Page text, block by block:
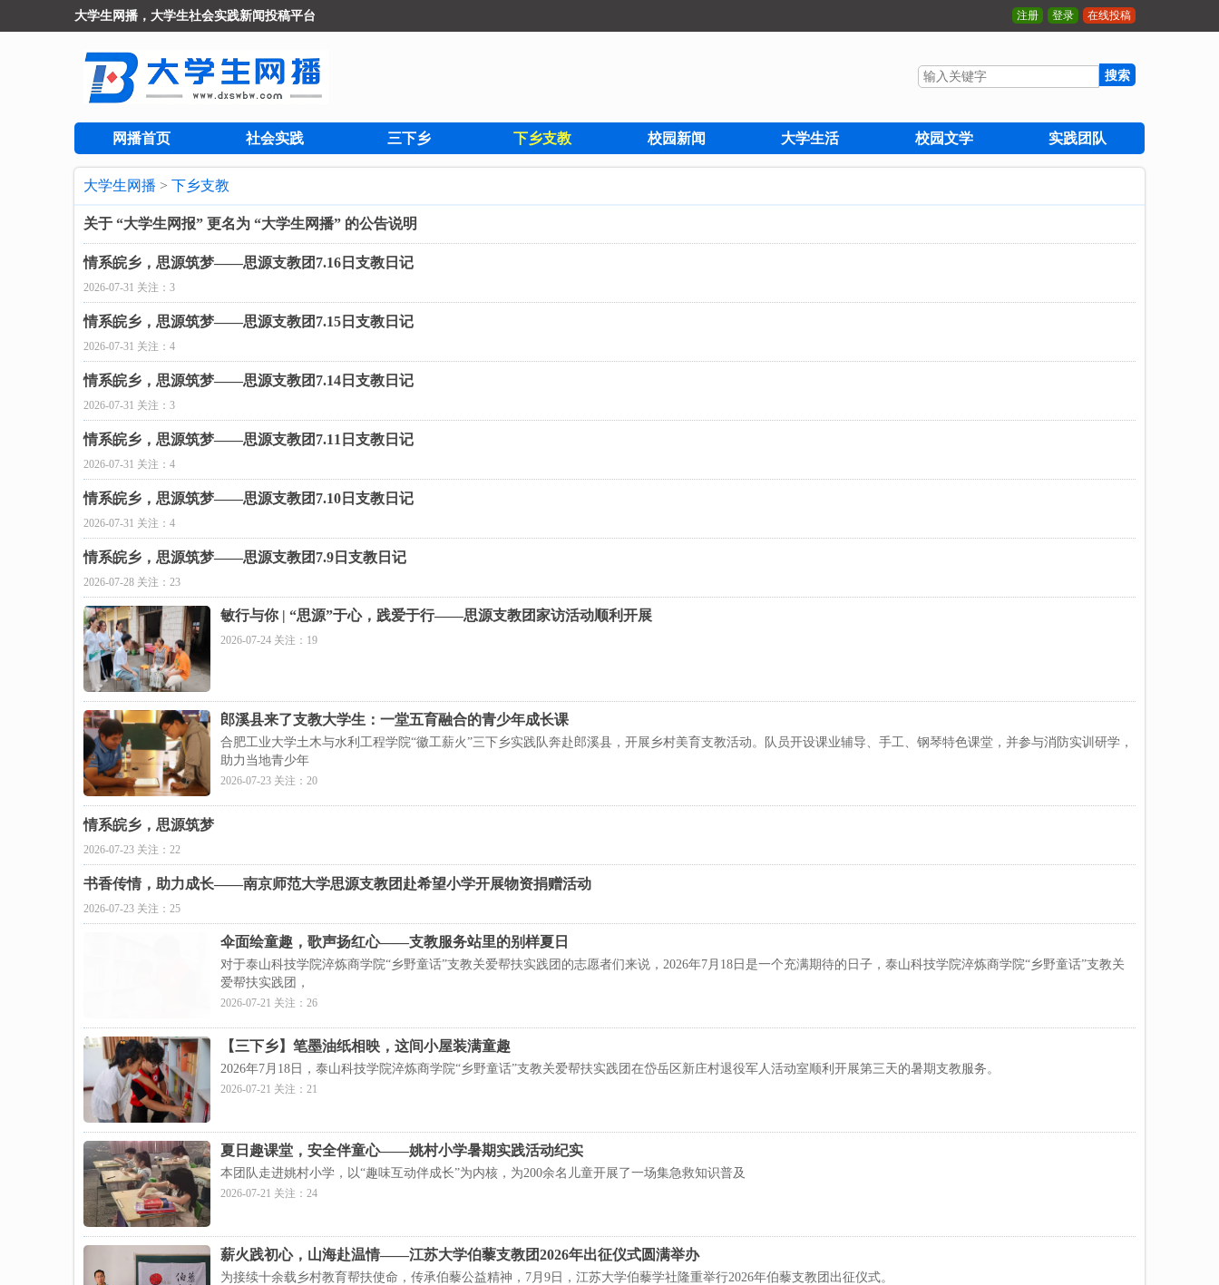
注册 登录 在线投稿
大学生网播，大学生社会实践新闻投稿平台
搜索
网播首页 社会实践 三下乡 下乡支教 校园新闻 大学生活 校园文学 实践团队
大学生网播 > 下乡支教
关于 “大学生网报” 更名为 “大学生网播” 的公告说明
情系皖乡，思源筑梦——思源支教团7.16日支教日记
2026-07-31 关注：3
情系皖乡，思源筑梦——思源支教团7.15日支教日记
2026-07-31 关注：4
情系皖乡，思源筑梦——思源支教团7.14日支教日记
2026-07-31 关注：3
情系皖乡，思源筑梦——思源支教团7.11日支教日记
2026-07-31 关注：4
情系皖乡，思源筑梦——思源支教团7.10日支教日记
2026-07-31 关注：4
情系皖乡，思源筑梦——思源支教团7.9日支教日记
2026-07-28 关注：23
敏行与你 | “思源”于心，践爱于行——思源支教团家访活动顺利开展
2026-07-24 关注：19
郎溪县来了支教大学生：一堂五育融合的青少年成长课
合肥工业大学土木与水利工程学院“徽工薪火”三下乡实践队奔赴郎溪县，开展乡村美育支教活动。队员开设课业辅导、手工、钢琴特色课堂，并参与消防实训研学，
助力当地青少年
2026-07-23 关注：20
情系皖乡，思源筑梦
2026-07-23 关注：22
书香传情，助力成长——南京师范大学思源支教团赴希望小学开展物资捐赠活动
2026-07-23 关注：25
伞面绘童趣，歌声扬红心——支教服务站里的别样夏日
对于泰山科技学院淬炼商学院“乡野童话”支教关爱帮扶实践团的志愿者们来说，2026年7月18日是一个充满期待的日子，泰山科技学院淬炼商学院“乡野童话”支教关
爱帮扶实践团，
2026-07-21 关注：26
【三下乡】笔墨油纸相映，这间小屋装满童趣
2026年7月18日，泰山科技学院淬炼商学院“乡野童话”支教关爱帮扶实践团在岱岳区新庄村退役军人活动室顺利开展第三天的暑期支教服务。
2026-07-21 关注：21
夏日趣课堂，安全伴童心——姚村小学暑期实践活动纪实
本团队走进姚村小学，以“趣味互动伴成长”为内核，为200余名儿童开展了一场集急救知识普及
2026-07-21 关注：24
薪火践初心，山海赴温情——江苏大学伯藜支教团2026年出征仪式圆满举办
为接续十余载乡村教育帮扶使命，传承伯藜公益精神，7月9日，江苏大学伯藜学社隆重举行2026年伯藜支教团出征仪式。